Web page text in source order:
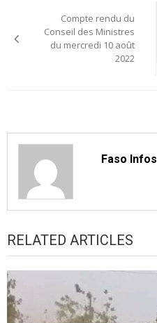
de
Compte rendu du
Conseil des Ministres
du mercredi 10 août
2022
Faso Infos
RELATED ARTICLES